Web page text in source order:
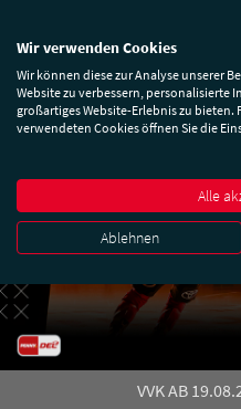
VVK AB
Wir verwenden Cookies
Wir können diese zur Analyse unserer
Website zu verbessern, personalisierte
großartiges Website-Erlebnis zu
verwendeten Cookies öffnen Sie die
Alle
Ablehnen